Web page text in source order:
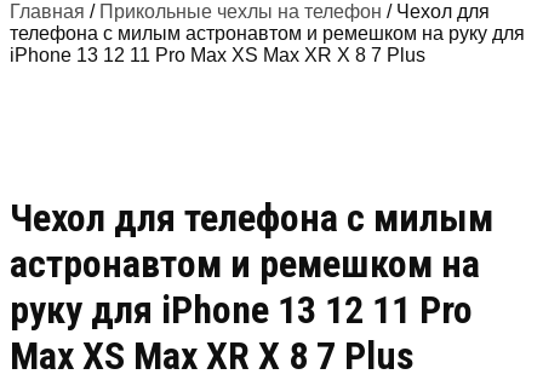
Главная / Прикольные чехлы на телефон / Чехол для
телефона с милым астронавтом и ремешком на руку для
iPhone 13 12 11 Pro Max XS Max XR X 8 7 Plus
Чехол для телефона с милым
астронавтом и ремешком на
руку для iPhone 13 12 11 Pro
Max XS Max XR X 8 7 Plus